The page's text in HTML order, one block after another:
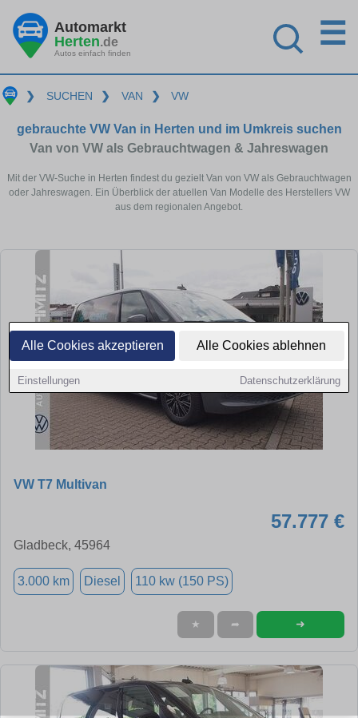
Alle Cookies akzeptieren Alle Cookies ablehnen
Einstellungen Datenschutzerklärung
Automarkt
Herten.de
Autos einfach finden
☰
❯ SUCHEN ❯ VAN ❯ VW
gebrauchte VW Van in Herten und im Umkreis suchen
Van von VW als Gebrauchtwagen & Jahreswagen
Mit der VW-Suche in Herten findest du gezielt Van von VW als Gebrauchtwagen
oder Jahreswagen. Ein Überblick der atuellen Van Modelle des Herstellers VW
aus dem regionalen Angebot.
VW T7 Multivan
57.777 €
Gladbeck, 45964
3.000 km Diesel 110 kw (150 PS)
★ ➦ ➜